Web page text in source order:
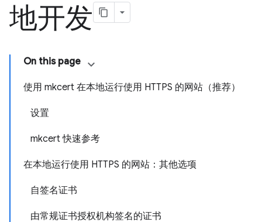
地开发
On this page
使用 mkcert 在本地运行使用 HTTPS 的网站（推荐）
设置
mkcert 快速参考
在本地运行使用 HTTPS 的网站：其他选项
自签名证书
由常规证书授权机构签名的证书